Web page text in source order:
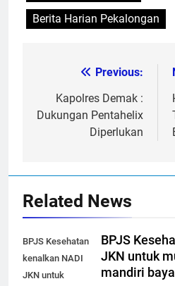
Berita Harian Pekalongan
navigation
Previous:
Kapolres Demak :
Dukungan Pentahelix
Diperlukan
Related News
BPJS Kesehatan
kenalkan NADI
JKN untuk
BPJS
JKN untuk
mandiri